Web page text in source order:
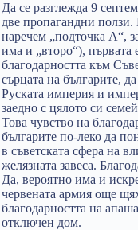
Да се разглежда 9
две пропагандни
наречем „подточка А“,
има и „второ“), първата
благодарността към
сърцата на българите,
Руската империя и
заедно с цялото си
Това чувство на
българите по-леко да
в съветската сфера на
желязната завеса.
Да, вероятно има и
червената армия още
благодарността на
отключен дом.